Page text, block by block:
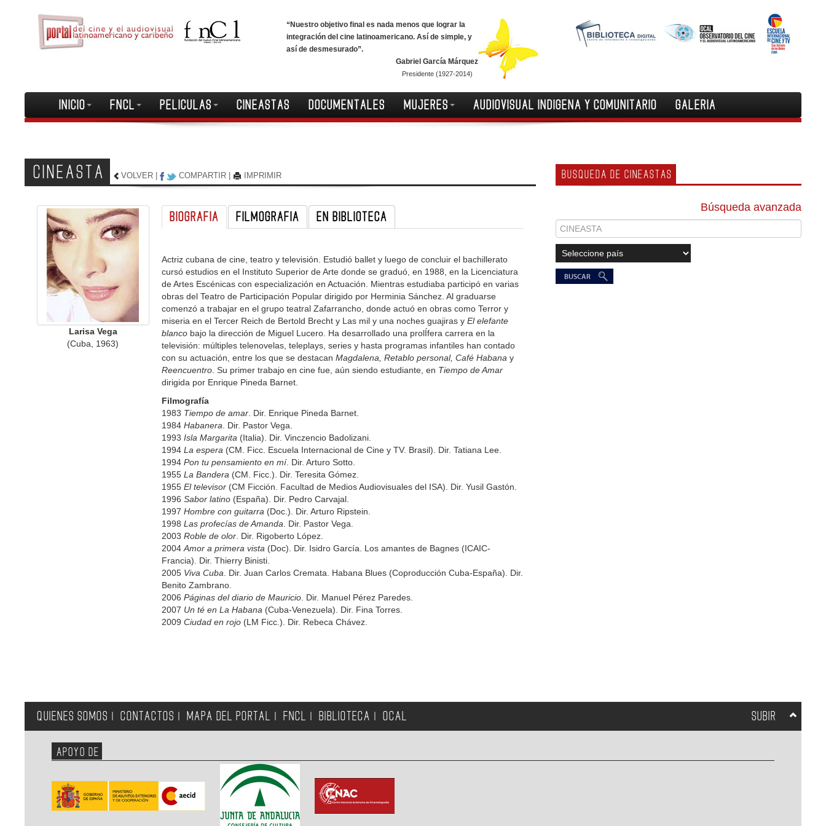
“Nuestro objetivo final es nada menos que lograr la
integración del cine latinoamericano. Así de simple, y
así de desmesurado”.
Gabriel García Márquez
Presidente (1927-2014)
INICIO FNCL PELICULAS CINEASTAS DOCUMENTALES MUJERES AUDIOVISUAL INDIGENA Y COMUNITARIO GALERIA
CINEASTA VOLVER COMPARTIR IMPRIMIR
Larisa Vega
(Cuba, 1963)
BIOGRAFIA FILMOGRAFIA EN BIBLIOTECA
Actriz cubana de cine, teatro y televisión. Estudió ballet y luego de concluir el bachillerato
cursó estudios en el Instituto Superior de Arte donde se graduó, en 1988, en la Licenciatura
de Artes Escénicas con especialización en Actuación. Mientras estudiaba participó en varias
obras del Teatro de Participación Popular dirigido por Herminia Sánchez. Al graduarse
comenzó a trabajar en el grupo teatral Zafarrancho, donde actuó en obras como Terror y
miseria en el Tercer Reich de Bertold Brecht y Las mil y una noches guajiras yEl elefante
blanco bajo la dirección de Miguel Lucero. Ha desarrollado una prolÍfera carrera en la
televisión: múltiples telenovelas, teleplays, series y hasta programas infantiles han contado
con su actuación, entre los que se destacanMagdalena, Retablo personal, Café Habana y
Reencuentro . Su primer trabajo en cine fue, aún siendo estudiante, en Tiempo de Amar
dirigida por Enrique Pineda Barnet.
Filmografía
1983 Tiempo de amar . Dir. Enrique Pineda Barnet.
1984Habanera . Dir. Pastor Vega.
1993Isla Margarita (Italia). Dir. Vinczencio Badolizani.
1994La espera (CM. Ficc. Escuela Internacional de Cine y TV. Brasil). Dir. Tatiana Lee.
1994Pon tu pensamiento en mí. Dir. Arturo Sotto.
1955La Bandera (CM. Ficc.). Dir. Teresita Gómez.
1955El televisor (CM Ficción. Facultad de Medios Audiovisuales del ISA). Dir. Yusil Gastón.
1996Sabor latino (España). Dir. Pedro Carvajal.
1997Hombre con guitarra (Doc.). Dir. Arturo Ripstein.
1998Las profecías de Amanda . Dir. Pastor Vega.
2003Roble de olor . Dir. Rigoberto López.
2004Amor a primera vista (Doc). Dir. Isidro García. Los amantes de Bagnes (ICAIC-
Francia). Dir. Thierry Binisti.
2005 Viva Cuba . Dir. Juan Carlos Cremata. Habana Blues (Coproducción Cuba-España). Dir.
Benito Zambrano.
2006Páginas del diario de Mauricio . Dir. Manuel Pérez Paredes.
2007 Un té en La Habana (Cuba-Venezuela). Dir. Fina Torres.
2009Ciudad en rojo (LM Ficc.). Dir. Rebeca Chávez.
BUSQUEDA DE CINEASTAS
Búsqueda avanzada
QUIENES SOMOS CONTACTOS MAPA DEL PORTAL FNCL BIBLIOTECA OCAL SUBIR
APOYO DE